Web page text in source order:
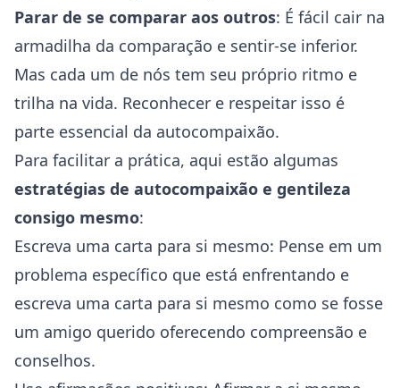
Parar de se comparar aos outros: É fácil cair na
armadilha da comparação e sentir-se inferior.
Mas cada um de nós tem seu próprio ritmo e
trilha na vida. Reconhecer e respeitar isso é
parte essencial da autocompaixão.
Para facilitar a prática, aqui estão algumas
estratégias de autocompaixão e gentileza
consigo mesmo:
Escreva uma carta para si mesmo: Pense em um
problema específico que está enfrentando e
escreva uma carta para si mesmo como se fosse
um amigo querido oferecendo compreensão e
conselhos.